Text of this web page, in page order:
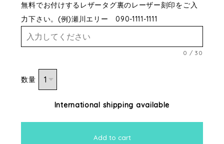
無料でお付けするレザータグ裏のレーザー刻印をご入
力下さい。(例)瀬川エリー 090-1111-1111
0 / 30
数量
International shipping available
Add to cart